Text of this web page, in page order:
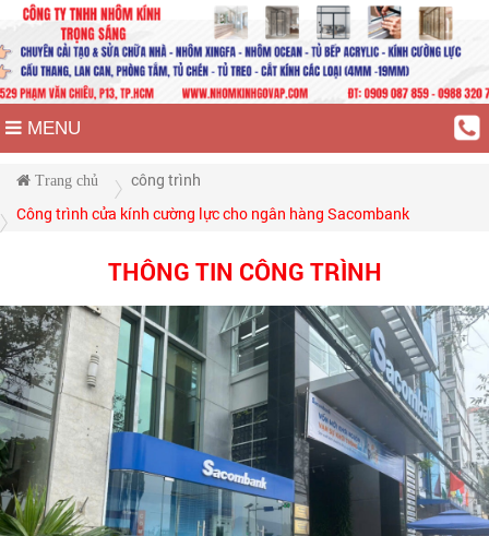
MENU
Trang chủ
công trình
Công trình cửa kính cường lực cho ngân hàng Sacombank
THÔNG TIN CÔNG TRÌNH